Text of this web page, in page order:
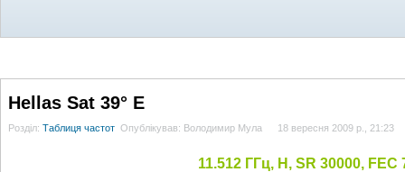
Hellas Sat 39° E
Розділ: Таблиця частот Опублікував: Володимир Мула 18 вересня 2009 р., 21:23
11.512 ГГц, H, SR 30000, FEC